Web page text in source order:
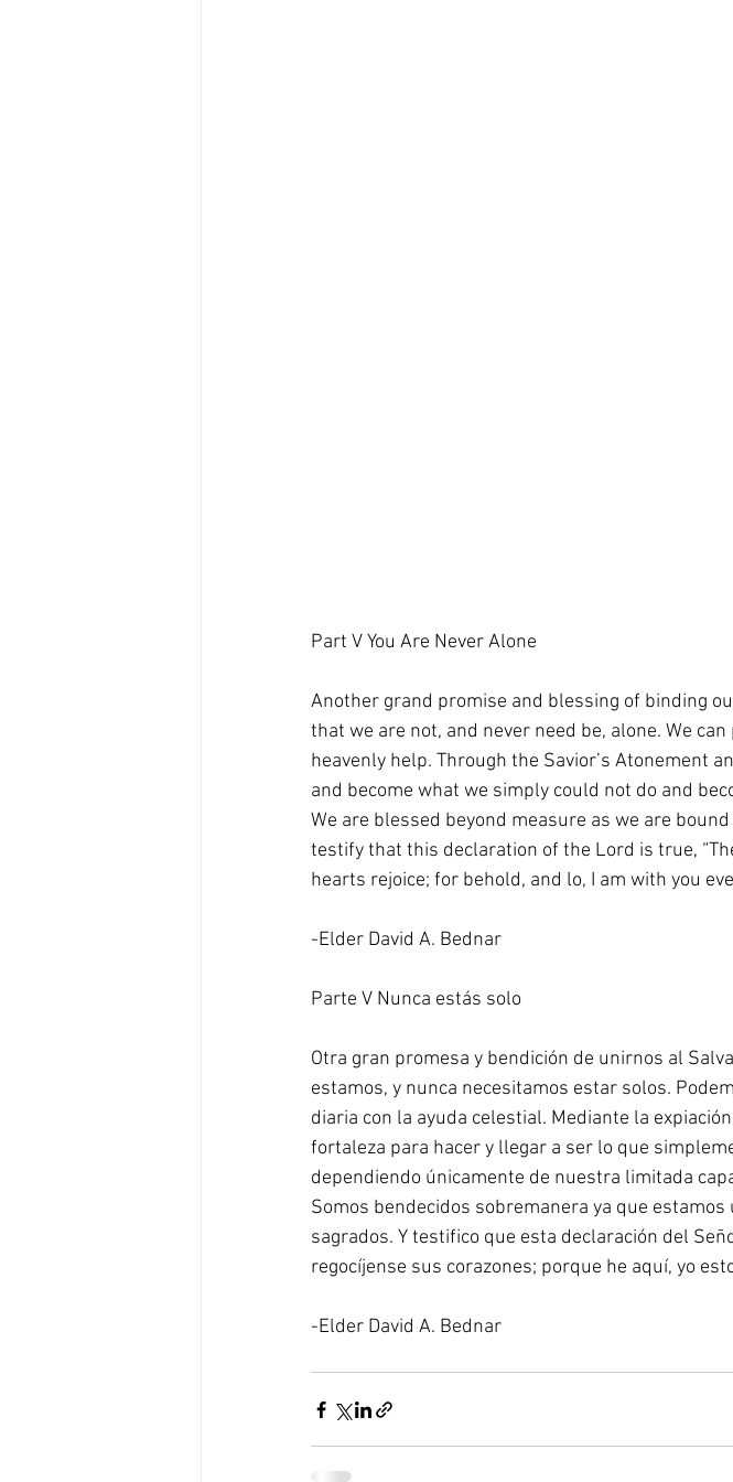
Part V You Are Never Alone
Another grand promise and blessing of binding
that we are not, and never need be, alone. We
heavenly help. Through the Savior’s Atonement
and become what we simply could not do and
We are blessed beyond measure as we are
testify that this declaration of the Lord is true,
hearts rejoice; for behold, and lo, I am with you
-Elder David A. Bednar
Parte V Nunca estás solo
Otra gran promesa y bendición de unirnos al
estamos, y nunca necesitamos estar solos.
diaria con la ayuda celestial. Mediante la
fortaleza para hacer y llegar a ser lo que
dependiendo únicamente de nuestra limitada
Somos bendecidos sobremanera ya que
sagrados. Y testifico que esta declaración del
regocíjense sus corazones; porque he aquí, yo
-Elder David A. Bednar